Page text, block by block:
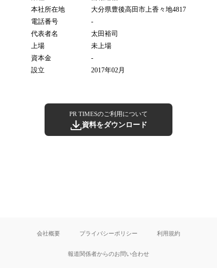
本社所在地
大分県豊後高田市上香々地4817
電話番号
-
代表者名
太田裕司
上場
未上場
資本金
-
設立
2017年02月
PR TIMESのご利用について
資料をダウンロード
会社概要 プライバシーポリシー 利用規約
報道関係者からのお問い合わせ